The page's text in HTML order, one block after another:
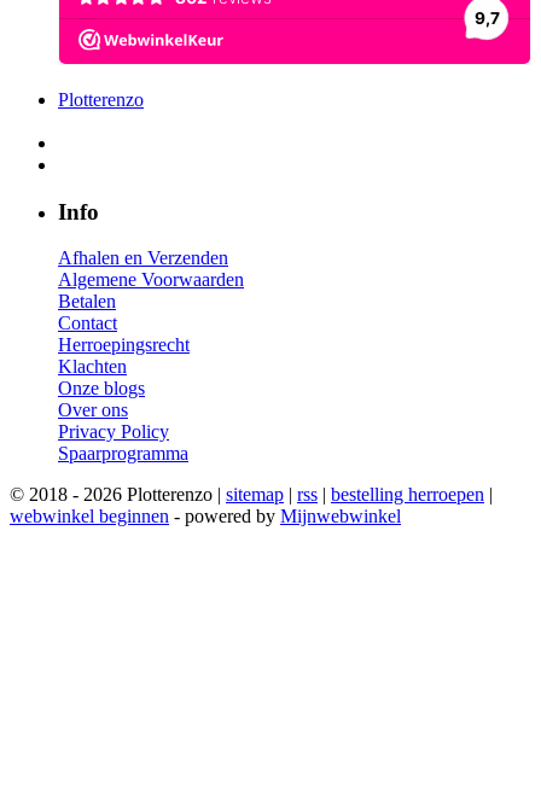
Plotterenzo
Info
Afhalen en Verzenden
Algemene Voorwaarden
Betalen
Contact
Herroepingsrecht
Klachten
Onze blogs
Over ons
Privacy Policy
Spaarprogramma
© 2018 - 2026 Plotterenzo | sitemap | rss | bestelling herroepen |
webwinkel beginnen - powered by Mijnwebwinkel